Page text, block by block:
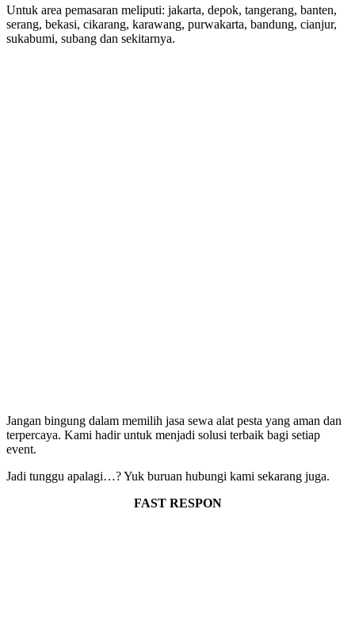
Untuk area pemasaran meliputi: jakarta, depok, tangerang, banten,
serang, bekasi, cikarang, karawang, purwakarta, bandung, cianjur,
sukabumi, subang dan sekitarnya.
Jangan bingung dalam memilih jasa sewa alat pesta yang aman dan
terpercaya. Kami hadir untuk menjadi solusi terbaik bagi setiap
event.
Jadi tunggu apalagi…? Yuk buruan hubungi kami sekarang juga.
FAST RESPON